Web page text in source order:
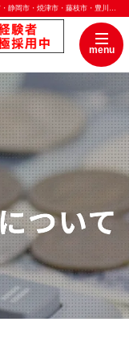
報酬・昇進昇級について｜不動産の採用・求人情報｜浜松市・磐田市・静岡市・焼津市・藤枝市・豊川市・豊橋市の不動産（一戸建て、土地、マンション）のことならセンチュリー２１中央不動産
menu